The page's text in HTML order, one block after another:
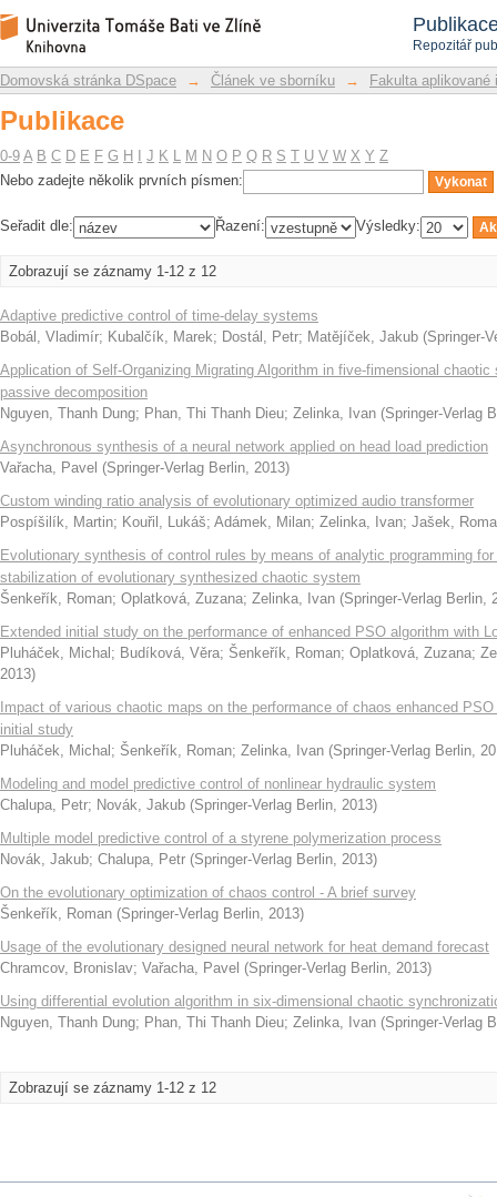
Repozitář
Publikace
Repozitář DSpace/Manakin
Domovská stránka DSpace → Článek ve sborníku → Fakulta aplikované
Publikace
0-9 A B C D E F G H J K L M N O P Q R S T U V W X Y Z
Nebo zadejte několik prvních písmen:
Seřadit dle: Řazení: Výsledky:
Zobrazují se záznamy 1-12 z 12
Adaptive predictive control of time-delay systems
Bobál, Vladimír; Kubalčík, Marek; Dostál, Petr; Matějíček, Jakub (Springer-
Application of Self-Organizing Migrating Algorithm in five-fimensional
passive decomposition
Nguyen, Thanh Dung; Phan, Thi Thanh Dieu; Zelinka, Ivan (Springer-Verlag
Asynchronous synthesis of a neural network applied on head load prediction
Vařacha, Pavel (Springer-Verlag Berlin, 2013)
Custom winding ratio analysis of evolutionary optimized audio transformer
Pospíšilík, Martin; Kouřil, Lukáš; Adámek, Milan; Zelinka, Ivan; Jašek,
Evolutionary synthesis of control rules by means of analytic programming
stabilization of evolutionary synthesized chaotic system
Šenkeřík, Roman; Oplatková, Zuzana; Zelinka, Ivan (Springer-Verlag Berlin,
Extended initial study on the performance of enhanced PSO algorithm with
Pluháček, Michal ; Budíková, Věra; Šenkeřík, Roman; Oplatková, Zuzana;
2013)
Impact of various chaotic maps on the performance of chaos enhanced
initial study
Pluháček, Michal ; Šenkeřík, Roman; Zelinka, Ivan (Springer-Verlag Berlin,
Modeling and model predictive control of nonlinear hydraulic system
Chalupa, Petr; Novák, Jakub (Springer-Verlag Berlin, 2013)
Multiple model predictive control of a styrene polymerization process
Novák, Jakub; Chalupa, Petr (Springer-Verlag Berlin, 2013)
On the evolutionary optimization of chaos control - A brief survey
Šenkeřík, Roman (Springer-Verlag Berlin, 2013)
Usage of the evolutionary designed neural network for heat demand forecast
Chramcov, Bronislav; Vařacha, Pavel (Springer-Verlag Berlin, 2013)
Using differential evolution algorithm in six-dimensional chaotic
Nguyen, Thanh Dung; Phan, Thi Thanh Dieu; Zelinka, Ivan (Springer-Verlag
Zobrazují se záznamy 1-12 z 12